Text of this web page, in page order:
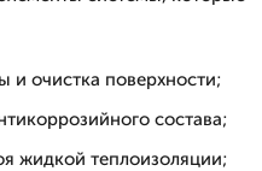
и очистка поверхности;
состава;
жидкой теплоизоляции;